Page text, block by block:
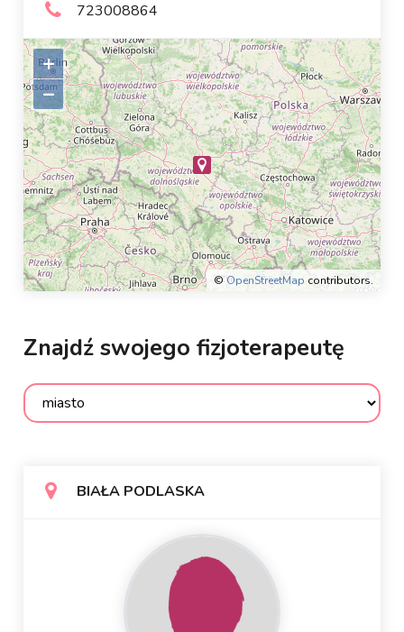
723008864
+
–
©OpenStreetMap contributors.
Znajdź swojego fizjoterapeutę
BIAŁA PODLASKA